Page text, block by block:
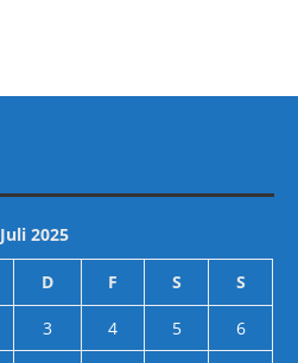
Juli 2025
D F S S
3 4 5
6